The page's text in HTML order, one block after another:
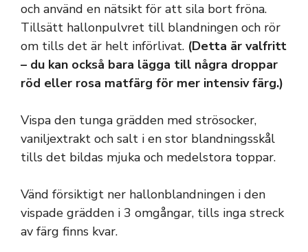
och använd en nätsikt för att sila bort fröna.
Tillsätt hallonpulvret till blandningen och rör
om tills det är helt införlivat. (Detta är valfritt
– du kan också bara lägga till några droppar
röd eller rosa matfärg för mer intensiv färg.)
Vispa den tunga grädden med strösocker,
vaniljextrakt och salt i en stor blandningsskål
tills det bildas mjuka och medelstora toppar.
Vänd försiktigt ner hallonblandningen i den
vispade grädden i 3 omgångar, tills inga streck
av färg finns kvar.